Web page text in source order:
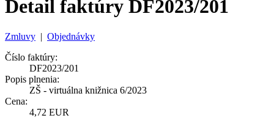
Detail faktúry DF2023/201
Zmluvy | Objednávky
Číslo faktúry:
DF2023/201
Popis plnenia:
ZŠ - virtuálna knižnica 6/2023
Cena:
4,72 EUR